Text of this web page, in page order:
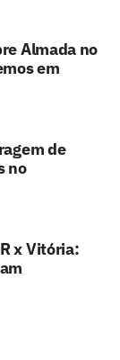
Almada no
em
de
no
x Vitória: